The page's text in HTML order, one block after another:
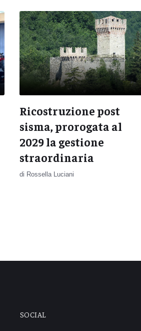
Ricostruzione post
sisma, prorogata al
2029 la gestione
straordinaria
di Rossella Luciani
SOCIAL